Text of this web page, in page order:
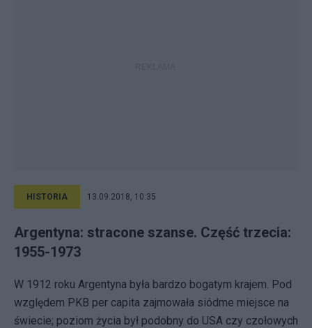
HISTORIA 13.09.2018, 10:35
Argentyna: stracone szanse. Część trzecia:
1955-1973
W 1912 roku Argentyna była bardzo bogatym krajem. Pod
względem PKB per capita zajmowała siódme miejsce na
świecie; poziom życia był podobny do USA czy czołowych